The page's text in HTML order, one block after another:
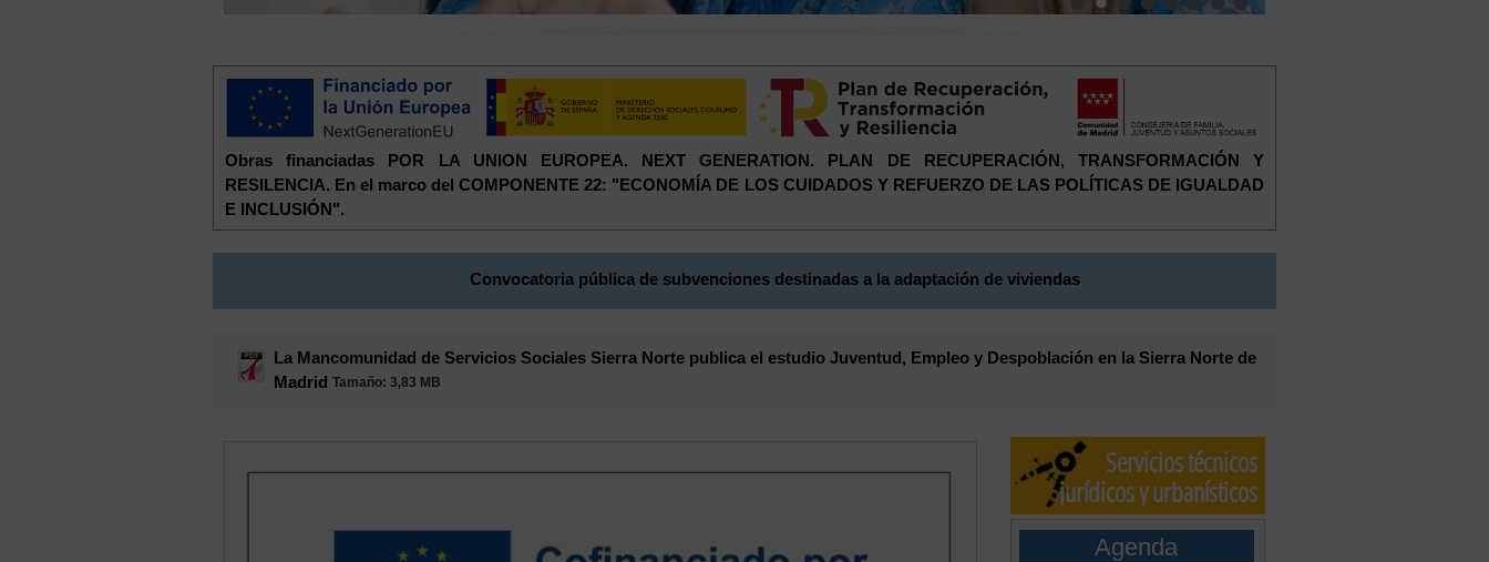
Obras financiadas POR LA UNION EUROPEA. NEXT GENERATION. PLAN DE RECUPERACIÓN, TRANSFORMACIÓN Y
RESILENCIA. En el marco del COMPONENTE 22: "ECONOMÍA DE LOS CUIDADOS Y REFUERZO DE LAS POLÍTICAS DE IGUALDAD
E INCLUSIÓN".
Convocatoria pública de subvenciones destinadas a la adaptación de viviendas
La Mancomunidad de Servicios Sociales Sierra Norte publica el estudio Juventud, Empleo y Despoblación en la Sierra Norte de
Madrid Tamaño: 3,83 MB
Agenda